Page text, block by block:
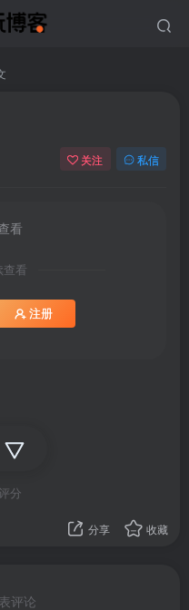
关注 私信
看
查看
注册
分
分享 收藏
评论